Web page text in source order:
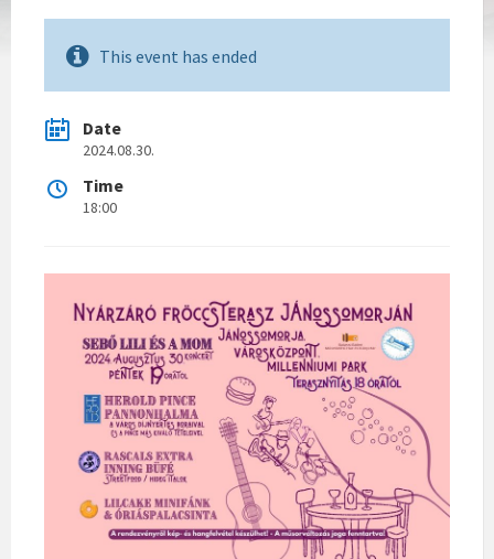
This event has ended
Date
2024.08.30.
Time
18:00